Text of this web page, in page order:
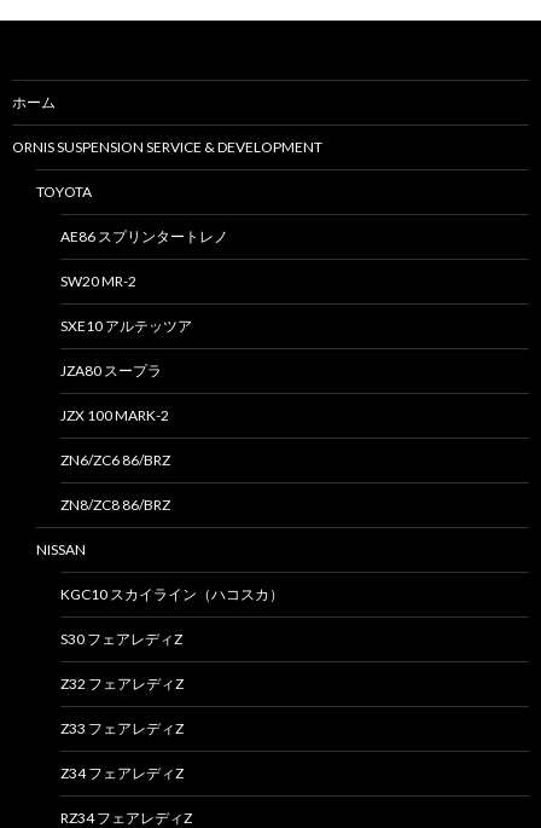
ホーム
ORNIS SUSPENSION SERVICE & DEVELOPMENT
TOYOTA
AE86 スプリンタートレノ
SW20 MR-2
SXE10 アルテッツア
JZA80 スープラ
JZX 100 MARK-2
ZN6/ZC6 86/BRZ
ZN8/ZC8 86/BRZ
NISSAN
KGC10 スカイライン（ハコスカ）
S30 フェアレディZ
Z32 フェアレディZ
Z33 フェアレディZ
Z34 フェアレディZ
RZ34 フェアレディZ